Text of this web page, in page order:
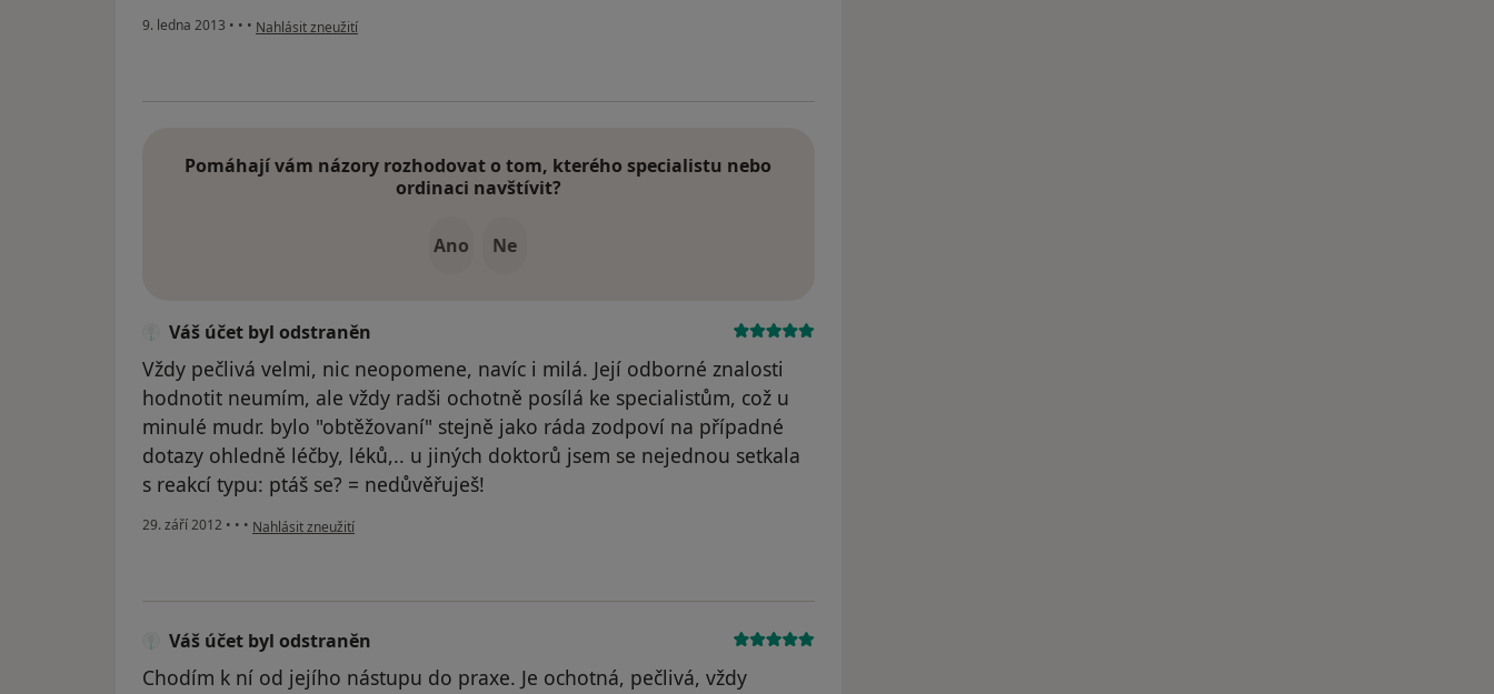
9. ledna 2013 • • • podle názoru uživatele Váš účet byl odstraněn
Nahlásit zneužití
Pomáhají vám názory rozhodovat o tom, kterého specialistu nebo
ordinaci navštívit?
Ano Ne
Váš účet byl odstraněn
Vždy pečlivá velmi, nic neopomene, navíc i milá. Její odborné znalosti
hodnotit neumím, ale vždy radši ochotně posílá ke specialistům, což u
minulé mudr. bylo "obtěžovaní" stejně jako ráda zodpoví na případné
dotazy ohledně léčby, léků,.. u jiných doktorů jsem se nejednou setkala
s reakcí typu: ptáš se? = nedůvěřuješ!
29. září 2012 • • • podle názoru uživatele Váš účet byl odstraněn
Nahlásit zneužití
Váš účet byl odstraněn
Chodím k ní od jejího nástupu do praxe. Je ochotná, pečlivá, vždy